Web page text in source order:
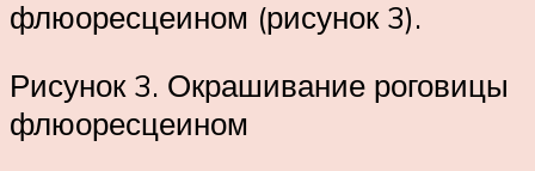
флюоресцеином (рисунок 3).
Рисунок 3. Окрашивание роговицы
флюоресцеином